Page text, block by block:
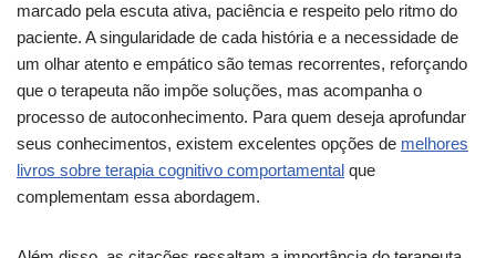
marcado pela escuta ativa, paciência e respeito pelo ritmo do
paciente. A singularidade de cada história e a necessidade de
um olhar atento e empático são temas recorrentes, reforçando
que o terapeuta não impõe soluções, mas acompanha o
processo de autoconhecimento. Para quem deseja aprofundar
seus conhecimentos, existem excelentes opções de melhores
livros sobre terapia cognitivo comportamental que
complementam essa abordagem.